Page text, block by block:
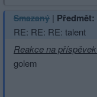
Smazaný | Předmět:
RE: RE: RE: talent
Reakce na příspěvek
golem